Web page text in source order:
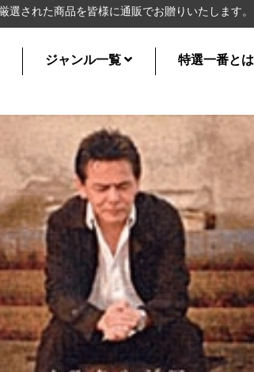
を皆様に通販でお贈りいたします。 食べ物・
ジャンル一覧 特選一番とは